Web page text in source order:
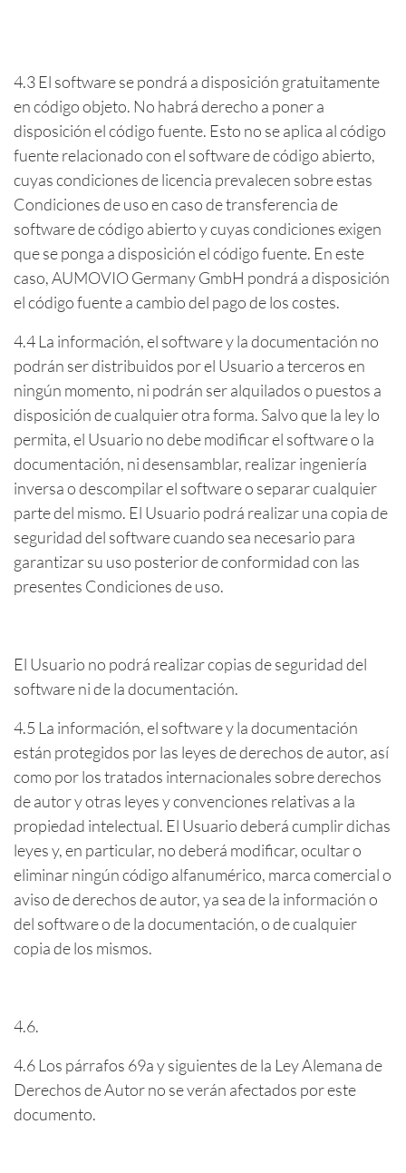
4.3 El software se pondrá a disposición gratuitamente
en código objeto. No habrá derecho a poner a
disposición el código fuente. Esto no se aplica al código
fuente relacionado con el software de código abierto,
cuyas condiciones de licencia prevalecen sobre estas
Condiciones de uso en caso de transferencia de
software de código abierto y cuyas condiciones exigen
que se ponga a disposición el código fuente. En este
caso, AUMOVIO Germany GmbH pondrá a disposición
el código fuente a cambio del pago de los costes.
4.4 La información, el software y la documentación no
podrán ser distribuidos por el Usuario a terceros en
ningún momento, ni podrán ser alquilados o puestos a
disposición de cualquier otra forma. Salvo que la ley lo
permita, el Usuario no debe modificar el software o la
documentación, ni desensamblar, realizar ingeniería
inversa o descompilar el software o separar cualquier
parte del mismo. El Usuario podrá realizar una copia de
seguridad del software cuando sea necesario para
garantizar su uso posterior de conformidad con las
presentes Condiciones de uso.
El Usuario no podrá realizar copias de seguridad del
software ni de la documentación.
4.5 La información, el software y la documentación
están protegidos por las leyes de derechos de autor, así
como por los tratados internacionales sobre derechos
de autor y otras leyes y convenciones relativas a la
propiedad intelectual. El Usuario deberá cumplir dichas
leyes y, en particular, no deberá modificar, ocultar o
eliminar ningún código alfanumérico, marca comercial o
aviso de derechos de autor, ya sea de la información o
del software o de la documentación, o de cualquier
copia de los mismos.
4.6.
4.6 Los párrafos 69a y siguientes de la Ley Alemana de
Derechos de Autor no se verán afectados por este
documento.